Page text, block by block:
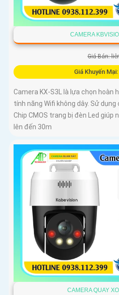
CAMERA
Giá Bán:
Giá Khuyến
Camera KX-S3L là lựa chọn hoàn
tính năng Wifi không dây. Sử
Chip CMOS trang bị đèn Led giúp
lên đến 30m
CAMERA QUAY